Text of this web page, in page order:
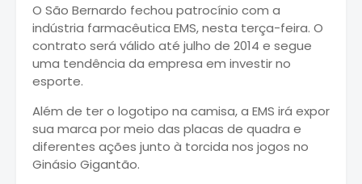
O São Bernardo fechou patrocínio com a
indústria farmacêutica EMS, nesta terça-feira. O
contrato será válido até julho de 2014 e segue
uma tendência da empresa em investir no
esporte.
Além de ter o logotipo na camisa, a EMS irá expor
sua marca por meio das placas de quadra e
diferentes ações junto à torcida nos jogos no
Ginásio Gigantão.